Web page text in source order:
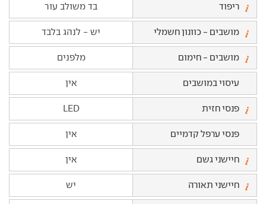
ריפוד בד משולב עור
מושבים - כוונון חשמלי יש - לנהג בלבד
מושבים - חימום מלפנים
עיסוי במושבים אין
פנסי חזית LED
פנסי ערפל קדמיים אין
חיישני גשם אין
חיישני תאורה יש